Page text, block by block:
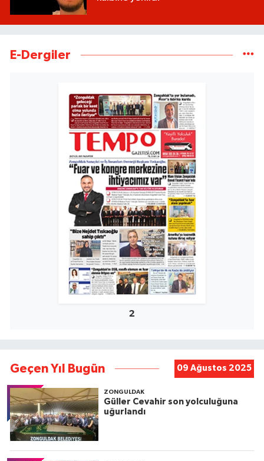
E-Dergiler
2
Geçen Yıl Bugün 09 Ağustos 2025
ZONGULDAK
Güller Cevahir son yolculuğuna
uğurlandı